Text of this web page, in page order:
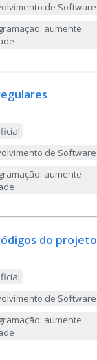
de Software
aumente
de Software
aumente
do projeto
de Software
aumente